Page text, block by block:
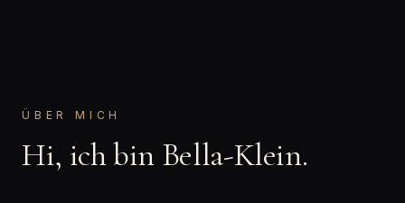
ÜBER MICH
Hi, ich bin Bella-Klein.